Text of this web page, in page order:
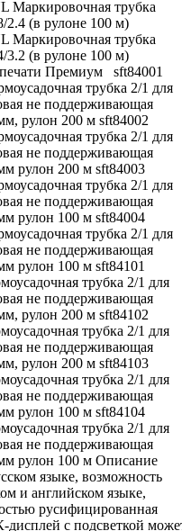
Маркировочная трубка
2.4 (в рулоне 100 м)
Маркировочная трубка
3.2 (в рулоне 100 м)
Премиум sft84001
трубка 2/1 для
не поддерживающая
рулон 200 м sft84002
трубка 2/1 для
не поддерживающая
рулон 200 м sft84003
трубка 2/1 для
не поддерживающая
рулон 100 м sft84004
трубка 2/1 для
не поддерживающая
рулон 100 м sft84101
трубка 2/1 для
не поддерживающая
рулон 200 м sft84102
трубка 2/1 для
не поддерживающая
рулон 200 м sft84103
трубка 2/1 для
не поддерживающая
рулон 100 м sft84104
трубка 2/1 для
не поддерживающая
рулон 100 м Описание
языке, возможность
и английском языке,
русифицированная
с подсветкой